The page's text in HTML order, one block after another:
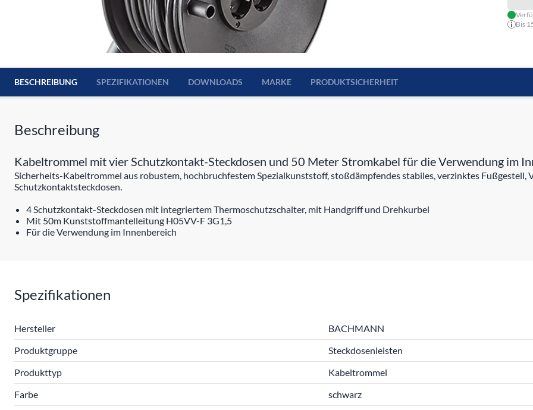
Bis
BESCHREIBUNG SPEZIFIKATIONEN DOWNLOADS MARKE PRODUKTSICHERHEIT
Beschreibung
Kabeltrommel mit vier Schutzkontakt-Steckdosen und 50 Meter Stromkabel für die Verwendung im
Sicherheits-Kabeltrommel aus robustem, hochbruchfestem Spezialkunststoff, stoßdämpfendes stabiles, verzinktes
Schutzkontaktsteckdosen.
4 Schutzkontakt-Steckdosen mit integriertem Thermoschutzschalter, mit Handgriff und Drehkurbel
Mit 50m Kunststoffmantelleitung H05VV-F 3G1,5
Für die Verwendung im Innenbereich
Spezifikationen
Hersteller
BACHMANN
Produktgruppe
Steckdosenleisten
Produkttyp
Kabeltrommel
Farbe
schwarz